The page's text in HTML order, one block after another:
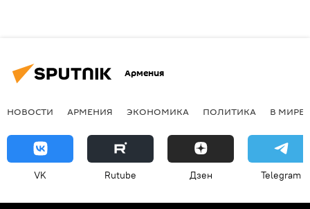
Армения
НОВОСТИ АРМЕНИЯ ЭКОНОМИКА ПОЛИТИКА В МИРЕ
VK Rutube Дзен Telegram